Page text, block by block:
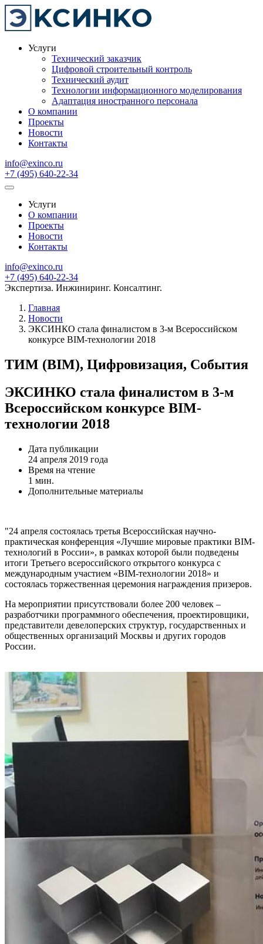
Услуги
Технический заказчик
Цифровой строительный контроль
Технический аудит
Технологии информационного моделирования
Адаптация иностранного персонала
О компании
Проекты
Новости
Контакты
info@exinco.ru
+7 (495) 640-22-34
Услуги
О компании
Проекты
Новости
Контакты
info@exinco.ru
+7 (495) 640-22-34
Экспертиза. Инжиниринг. Консалтинг.
Главная
Новости
ЭКСИНКО стала финалистом в 3-м Всероссийском
конкурсе BIM-технологии 2018
ТИМ (BIM), Цифровизация, События
ЭКСИНКО стала финалистом в 3-м
Всероссийском конкурсе BIM-
технологии 2018
Дата публикации
24 апреля 2019 года
Время на чтение
1 мин.
Дополнительные материалы
"24 апреля состоялась третья Всероссийская научно-
практическая конференция «Лучшие мировые практики BIM-
технологий в России», в рамках которой были подведены
итоги Третьего всероссийского открытого конкурса с
международным участием «BIM-технологии 2018» и
состоялась торжественная церемония награждения призеров.
На мероприятии присутствовали более 200 человек –
разработчики программного обеспечения, проектировщики,
представители девелоперских структур, государственных и
общественных организаций Москвы и других городов
России.